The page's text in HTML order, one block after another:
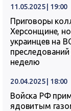
11.05.2025 | 19:00
Приговоры
Херсонщине,
украинцев на
неделю
20.04.2025 | 18:00
Войска РФ
ядовитым